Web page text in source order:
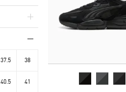
37.5 38
40.5 41